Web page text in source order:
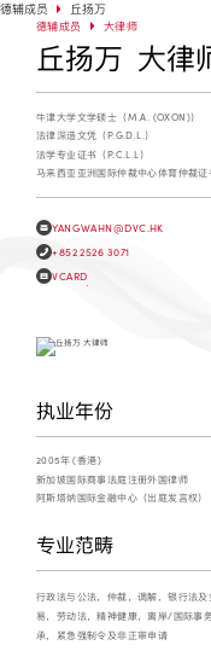
德辅成员 丘扬万
德辅成员 大律师
丘扬万 大律
牛津大学文学硕士（M.A. (OXON)）
法律深造文凭（P.G.D.L.）
法学专业证书（P.C.L.L）
马来西亚亚洲国际仲裁中心体育仲裁证
YANGWAHN@DVC.HK
+852 2526 3071
VCARD
执业年份
2005年 (香港)
新加坡国际商事法庭注册外国律师
阿斯塔纳国际金融中心（出庭发言权）
专业范畴
行政法与公法，仲裁，调解，银行法
易，劳动法，精神健康，离岸/国际事
承，紧急强制令及非正审申请